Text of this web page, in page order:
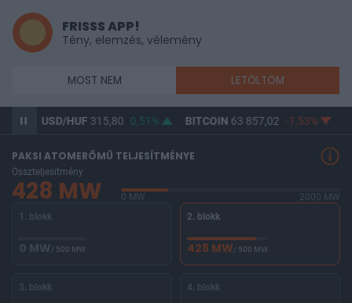
FRISSS APP!
Tény, elemzés, vélemény
MOST NEM LETÖLTÖM
USD/HUF315,80 0,51% BITCOIN63 857,02 -1,53%
PAKSI ATOMERŐMŰ TELJESÍTMÉNYE
Összteljesítmény
428 MW 0 MW
2000 MW
1. blokk
0 MW/ 500 MW
2. blokk
428 MW/ 500 MW
3. blokk 4. blokk